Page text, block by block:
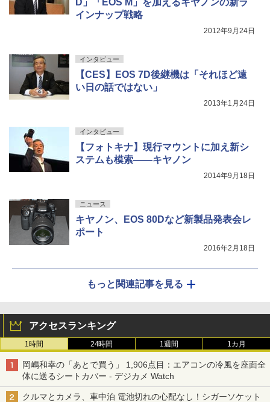
インナップ戦略
2012年9月24日
インタビュー
【CES】EOS 7D後継機は「それほど遠
い日の話ではない」
2013年1月24日
インタビュー
【フォトキナ】現行マウントに加え新シ
ステムも模索――キヤノン
2014年9月18日
ニュース
キヤノン、EOS 80Dなど新製品発表会レ
ポート
2016年2月18日
もっと関連記事を見る
アクセスランキング
1時間 24時間 1週間 1カ月
岡嶋和幸の「あとで買う」 1,906点目：エアコンの冷風を座面全
体に送るシートカバー - デジカメ Watch
クルマとカメラ、車中泊 電池切れの心配なし！シガーソケット